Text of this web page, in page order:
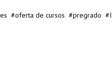
oferta de cursos pregrado